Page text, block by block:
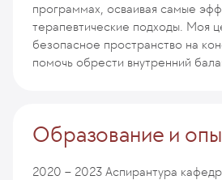
программах, осваивая самые
терапевтические подходы. Моя
безопасное пространство на
помочь обрести внутренний
Образование и
2020 – 2023 Аспирантура